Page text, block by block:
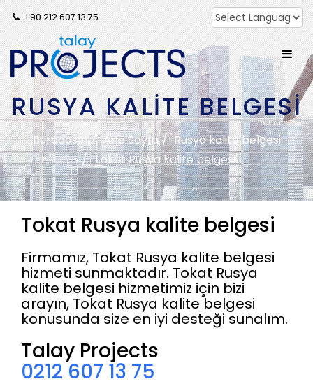
+90 212 607 13 75
RUSYA KALITE BELGESI
Buradasınız:Ana Sayfa
Rusya kalite belgesi
Tokat Rusya kalite belgesi
Tokat Rusya kalite belgesi
Firmamız, Tokat Rusya kalite belgesi
hizmeti sunmaktadır. Tokat Rusya
kalite belgesi hizmetimiz için bizi
arayın, Tokat Rusya kalite belgesi
konusunda size en iyi desteği sunalım.
Talay Projects
0212 607 13 75